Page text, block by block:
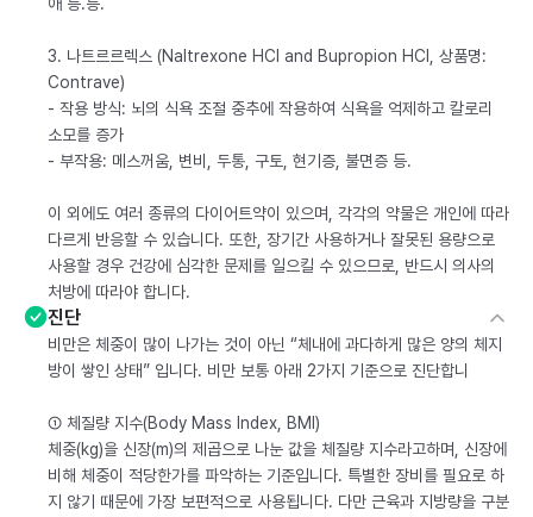
3. 나트르르렉스 (Naltrexone HCl and Bupropion HCl, 상품명:
Contrave)
- 작용 방식: 뇌의 식욕 조절 중추에 작용하여 식욕을 억제하고 칼로리
소모를 증가
- 부작용: 메스꺼움, 변비, 두통, 구토, 현기증, 불면증 등.
이 외에도 여러 종류의 다이어트약이 있으며, 각각의 약물은 개인에 따라
다르게 반응할 수 있습니다. 또한, 장기간 사용하거나 잘못된 용량으로
사용할 경우 건강에 심각한 문제를 일으킬 수 있으므로, 반드시 의사의
처방에 따라야 합니다.
진단
비만은 체중이 많이 나가는 것이 아닌 “체내에 과다하게 많은 양의 체지
방이 쌓인 상태” 입니다. 비만 보통 아래 2가지 기준으로 진단합니
① 체질량 지수(Body Mass Index, BMI)
체중(kg)을 신장(m)의 제곱으로 나눈 값을 체질량 지수라고하며, 신장에
비해 체중이 적당한가를 파악하는 기준입니다. 특별한 장비를 필요로 하
지 않기 때문에 가장 보편적으로 사용됩니다. 다만 근육과 지방량을 구분